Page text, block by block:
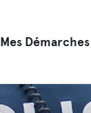
Mes Démarches